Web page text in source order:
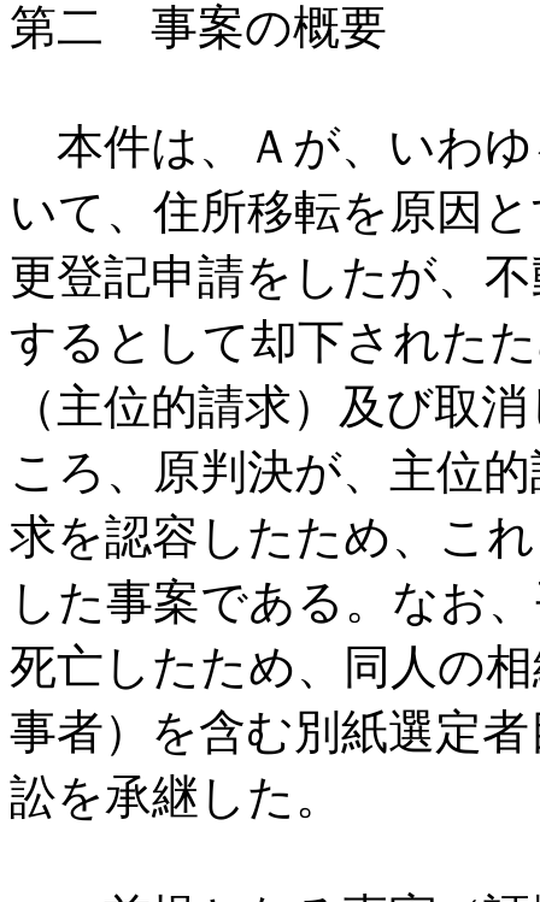
第二 事案の概要
本件は、Ａが、いわ
いて、住所移転を原因
更登記申請をしたが、
するとして却下された
（主位的請求）及び取
ころ、原判決が、主位
求を認容したため、こ
した事案である。なお
死亡したため、同人の
事者）を含む別紙選定
訟を承継した。